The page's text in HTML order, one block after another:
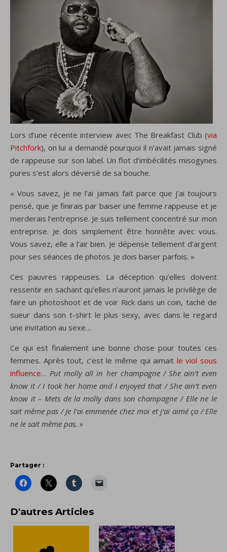
Lors d’une récente interview avec The Breakfast Club (via
Pitchfork), on lui a demandé pourquoi il n’avait jamais signé
de rappeuse sur son label. Un flot d’imbécilités misogynes
pures s’est alors déversé de sa bouche.
« Vous savez, je ne l’ai jamais fait parce que j’ai toujours
pensé, que je finirais par baiser une femme rappeuse et je
merderais l’entreprise. Je suis tellement concentré sur mon
entreprise. Je dois simplement être honnête avec vous.
Vous savez, elle a l’air bien. Je dépense tellement d’argent
pour ses séances de photos. Je dois baiser parfois. »
Ces pauvres rappeuses. La déception qu’elles doivent
ressentir en sachant qu’elles n’auront jamais le privilège de
faire un photoshoot et de voir Rick dans un coin, taché de
sueur dans son t-shirt le plus sexy, avec dans le regard
une invitation au sexe…
Ce qui est finalement une bonne chose pour toutes ces
femmes. Après tout, c’est le même qui aimait le viol sous
influence…Put molly all in her champagne / She ain’t even
know it / I took her home and I enjoyed that / She ain’t even
know it – Mets de la molly dans son champagne / Elle ne le
sait même pas / Je l’ai emmenée chez moi et j’ai aimé ça / Elle
ne le sait même pas. »
Partager :
D'autres Articles